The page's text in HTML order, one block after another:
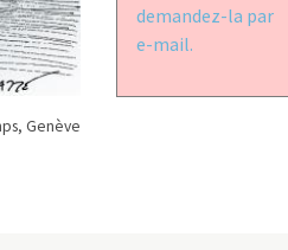
Genève
demandez-la par
e-mail.